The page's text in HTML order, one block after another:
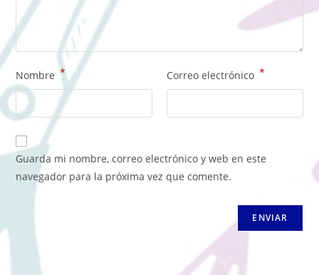
Nombre * Correo electrónico *
Guarda mi nombre, correo electrónico y web en este
navegador para la próxima vez que comente.